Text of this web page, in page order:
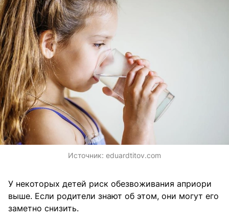
Источник: eduardtitov.com
У некоторых детей риск обезвоживания априори
выше. Если родители знают об этом, они могут его
заметно снизить.